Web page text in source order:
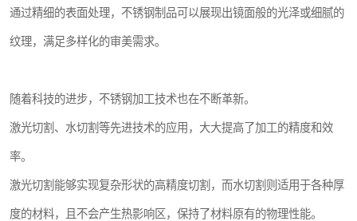
通过精细的表面处理，不锈钢制品可以展现出镜面般的光泽或细腻的
纹理，满足多样化的审美需求。
随着科技的进步，不锈钢加工技术也在不断革新。
激光切割、水切割等先进技术的应用，大大提高了加工的精度和效
率。
激光切割能够实现复杂形状的高精度切割，而水切割则适用于各种厚
度的材料，且不会产生热影响区，保持了材料原有的物理性能。